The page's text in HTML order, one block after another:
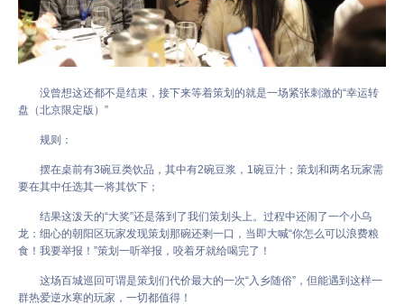
没曾想这还都不是结束，接下来等着策划的就是一场紧张刺激的“幸运转
盘（北京限定版）”
规则：
摆在桌前有3碗豆类饮品，其中有2碗豆浆，1碗豆汁；策划和两名玩家需
要在其中任选其一将其饮下；
结果这泼天的“大奖”还是落到了我们策划头上。过程中还闹了一个小乌
龙：细心的朝阳区玩家发现策划那碗还剩一口，当即大喊“你怎么可以浪费粮
食！我要举报！”策划一听举报，咬着牙就给喝完了！
这场百城巡回可谓是策划们代价最大的一次“入乡随俗”，但能遇到这样一
群热爱逆水寒的玩家，一切都值得！